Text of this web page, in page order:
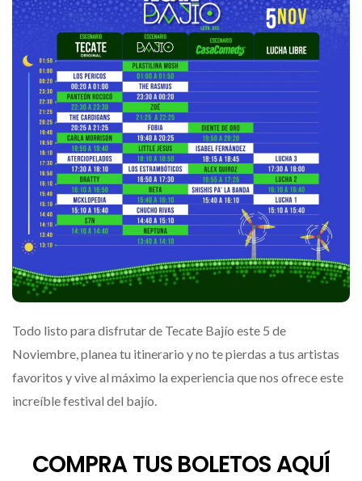
Todo listo para disfrutar de Tecate Bajío este 5 de
Noviembre, planea tu itinerario y no te pierdas a tus artistas
favoritos y vive al máximo la experiencia que nos ofrece este
increíble festival del bajío.
COMPRA TUS BOLETOS AQUÍ